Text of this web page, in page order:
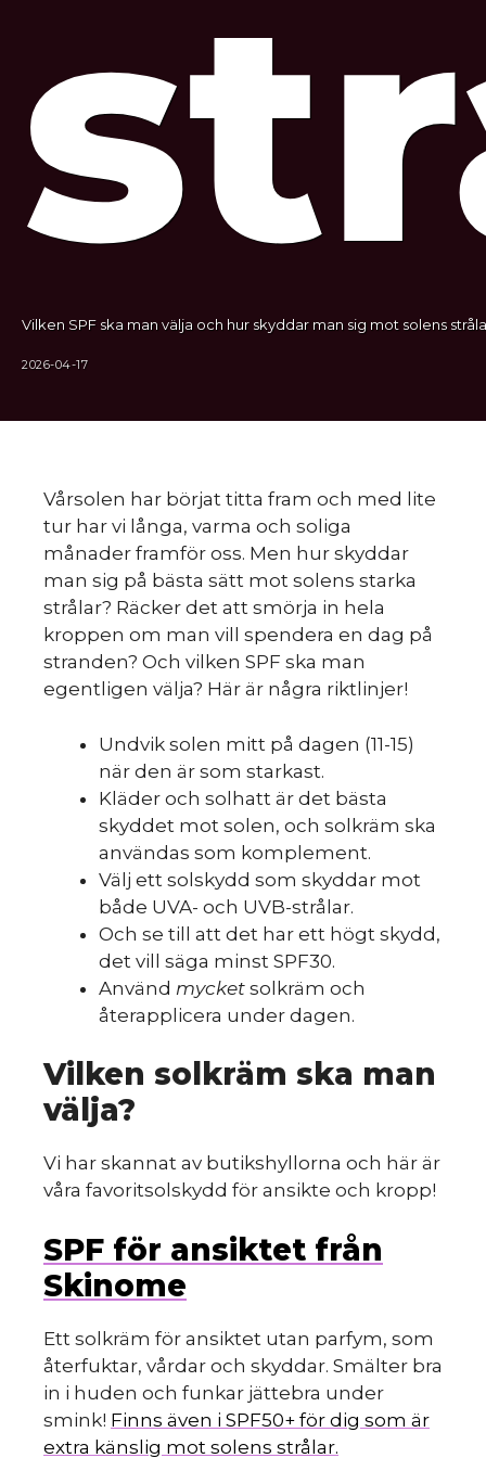
Vilken SPF ska man välja och hur skyddar man sig mot solens
2026-04-17
Vårsolen har börjat titta fram och med lite
tur har vi långa, varma och soliga
månader framför oss. Men hur skyddar
man sig på bästa sätt mot solens starka
strålar? Räcker det att smörja in hela
kroppen om man vill spendera en dag på
stranden? Och vilken SPF ska man
egentligen välja? Här är några riktlinjer!
Undvik solen mitt på dagen (11-15)
när den är som starkast.
Kläder och solhatt är det bästa
skyddet mot solen, och solkräm ska
användas som komplement.
Välj ett solskydd som skyddar mot
både UVA- och UVB-strålar.
Och se till att det har ett högt skydd,
det vill säga minst SPF30.
Använd mycket solkräm och
återapplicera under dagen.
Vilken solkräm ska man
välja?
Vi har skannat av butikshyllorna och här är
våra favoritsolskydd för ansikte och kropp!
SPF för ansiktet från
Skinome
Ett solkräm för ansiktet utan parfym, som
återfuktar, vårdar och skyddar. Smälter bra
in i huden och funkar jättebra under
smink! Finns även i SPF50+ för dig som är
extra känslig mot solens strålar.